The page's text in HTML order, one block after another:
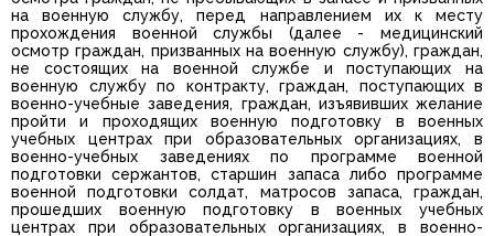
на военную службу, перед направлением их к месту
прохождения военной службы (далее - медицинский
осмотр граждан, призванных на военную службу), граждан,
не состоящих на военной службе и поступающих на
военную службу по контракту, граждан, поступающих в
военно-учебные заведения, граждан, изъявивших желание
пройти и проходящих военную подготовку в военных
учебных центрах при образовательных организациях, в
военно-учебных заведениях по программе военной
подготовки сержантов, старшин запаса либо программе
военной подготовки солдат, матросов запаса, граждан,
прошедших военную подготовку в военных учебных
центрах при образовательных организациях, в военно-